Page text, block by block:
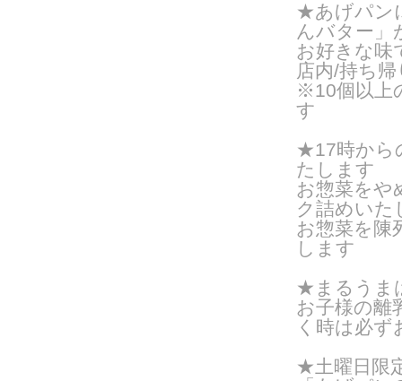
★あげパン
んバター」
お好きな味
店内/持ち
※10個以上
す
★17時から
たします
お惣菜をや
ク詰めいた
お惣菜を陳
します
★まるうま
お子様の離
く時は必ず
★土曜日限